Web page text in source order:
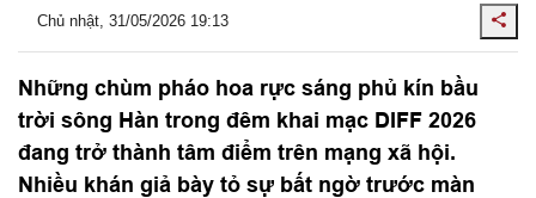
Chủ nhật, 31/05/2026 19:13
Những chùm pháo hoa rực sáng phủ kín bầu
trời sông Hàn trong đêm khai mạc DIFF 2026
đang trở thành tâm điểm trên mạng xã hội.
Nhiều khán giả bày tỏ sự bất ngờ trước màn